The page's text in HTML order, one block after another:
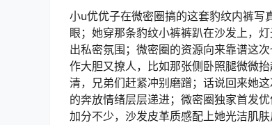
小u优优子在微密圈搞的这套豹纹内裤
眼；她穿那条豹纹小裤裤趴在沙发上，
出私密氛围；微密圈的资源向来靠谱这
作大胆又撩人，比如那张侧卧照腿微微
清，兄弟们赶紧冲别磨蹭；话说回来她
的奔放情绪层层递进；微密圈独家首发
加分不少，沙发皮革质感配上她光洁肌